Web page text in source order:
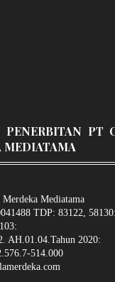
PENERBITAN PT
MEDIATAMA
Mediatama
TDP: 83122,
AH.01.04.Tahun 2020:
514.000